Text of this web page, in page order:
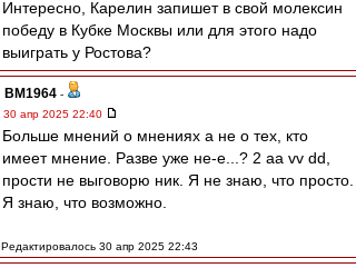
Интересно, Карелин запишет в свой молексин
победу в Кубке Москвы или для этого надо
выиграть у Ростова?
BM1964 -
30 апр 2025 22:40
Больше мнений о мнениях а не о тех, кто
имеет мнение. Разве уже не-е...? 2 аа vv dd,
прости не выговорю ник. Я не знаю, что просто.
Я знаю, что возможно.
Редактировалось 30 апр 2025 22:43